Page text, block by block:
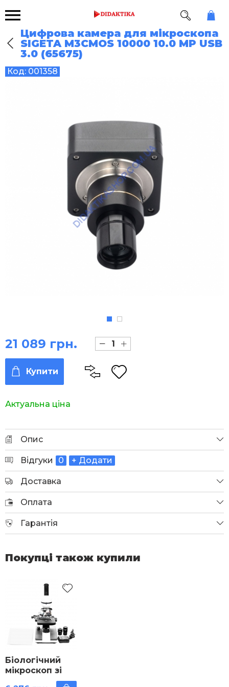
Цифрова камера для мікроскопа
SIGETA M3CMOS 10000 10.0 MP USB
3.0 (65675)
Код: 001358
Актуальна ціна
21 089 грн.
Купити
Опис
Відгуки 0 + Додати
Доставка
Оплата
Гарантія
Покупці також купили
Біологічний
мікроскоп зі
збільшенням